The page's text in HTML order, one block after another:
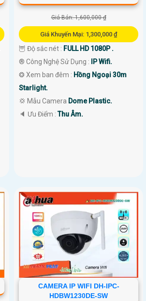
Giá Bán: 1,600,000 ₫
Giá Khuyến Mại: 1,300,000 ₫
🦉 Độ sắc nét : FULL HD 1080P .
®️ Công Nghệ Sử Dụng :
IP Wifi.
❂ Xem ban đêm : Hồng Ngoại 30m
Starlight.
💢 Mẫu Camera Dome Plastic.
️🔈 Ưu Điểm :Thu Âm.
CAMERA IP WIFI DH-IPC-
HDBW1230DE-SW